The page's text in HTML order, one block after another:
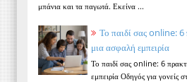
μπάνια και τα παγωτά. Εκείνα ...
Το παιδί σας online: 6
μια ασφαλή εμπειρία
Το παιδί σας online: 6
εμπειρία Οδηγός για